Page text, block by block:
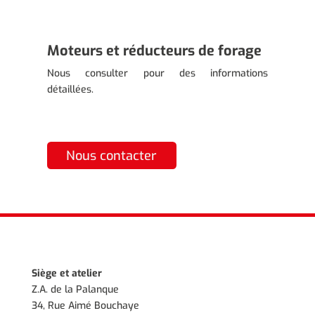
Moteurs et réducteurs de forage
Nous consulter pour des informations
détaillées.
Nous contacter
Siège et atelier
Z.A. de la Palanque
34, Rue Aimé Bouchaye